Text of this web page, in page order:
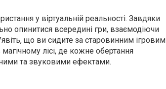
у віртуальній реальності. Завдяки
опинитися всередині гри, взаємодіючи
що ви сидите за старовинним ігровим
лісі, де кожне обертання
та звуковими ефектами.